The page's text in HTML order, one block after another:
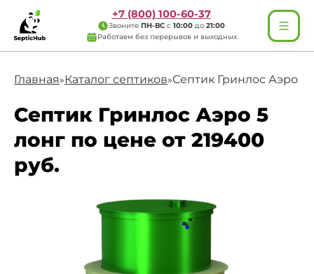
+7 (800) 100-60-37
Звоните ПН-ВС с 10:00 до 21:00
Работаем без перерывов и выходных
Главная»Каталог септиков»Септик Гринлос Аэро 5
Септик Гринлос Аэро 5
лонг по цене от 219400
руб.